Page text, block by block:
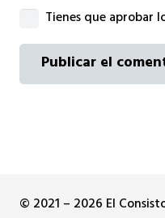
Tienes que aprobar
Publicar el
© 2021 – 2026 El